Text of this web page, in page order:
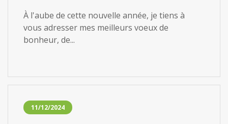
À l'aube de cette nouvelle année, je tiens à
vous adresser mes meilleurs voeux de
bonheur, de...
11/12/2024